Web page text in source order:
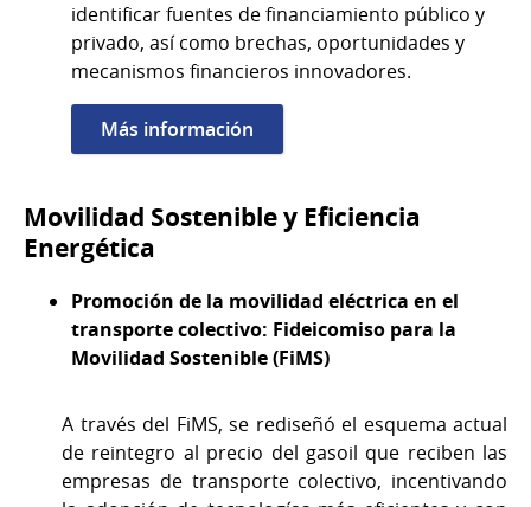
identificar fuentes de financiamiento público y
privado, así como brechas, oportunidades y
mecanismos financieros innovadores.
Más información
Movilidad Sostenible y Eficiencia
Energética
Promoción de la movilidad eléctrica en el
transporte colectivo: Fideicomiso para la
Movilidad Sostenible (FiMS)
A través del FiMS, se rediseñó el esquema actual
de reintegro al precio del gasoil que reciben las
empresas de transporte colectivo, incentivando